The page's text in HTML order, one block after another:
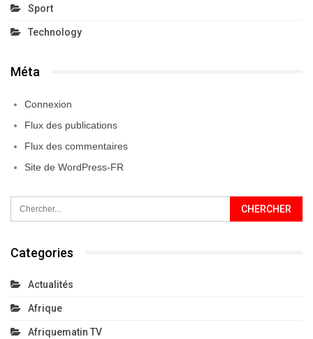
Sport
Technology
Méta
Connexion
Flux des publications
Flux des commentaires
Site de WordPress-FR
Categories
Actualités
Afrique
Afriquematin TV